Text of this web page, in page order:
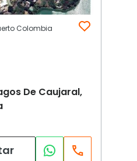
Colombia
De Caujaral,